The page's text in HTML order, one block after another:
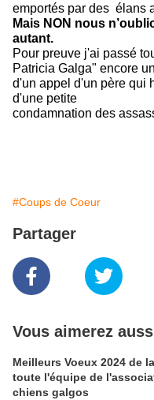
emportés par des élans
Mais NON nous
autant.
Pour preuve j'ai passé
Patricia Galga" encore
d'un appel d'un père qui
d'une petite
condamnation des
#Coups de Coeur
Partager
Vous aimerez
Meilleurs Voeux 2024 de
toute l'équipe de
chiens galgos